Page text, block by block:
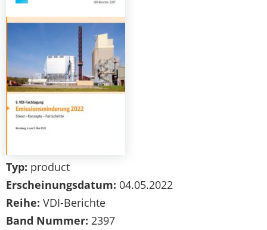
Typ: product
Erscheinungsdatum: 04.05.2022
Reihe: VDI-Berichte
Band Nummer: 2397